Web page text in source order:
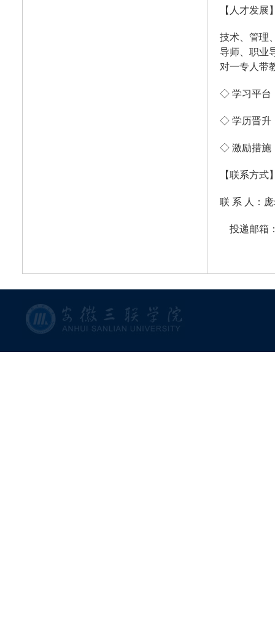
【人才发展
技术、管理
导师、职业
对一专人带
◇ 学习平台
◇ 学历晋升
◇ 激励措施
【联系方式
联 系 人：
投递邮箱